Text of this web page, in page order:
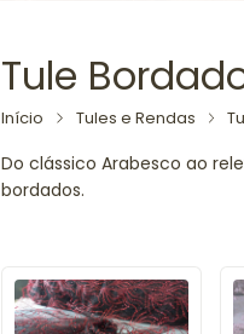
Tule
Início Tules e Rendas
Do clássico Arabesco ao
bordados.